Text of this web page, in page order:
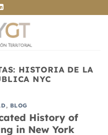
HISTORIA DE LA
NYC
, BLOG
History of
in New York